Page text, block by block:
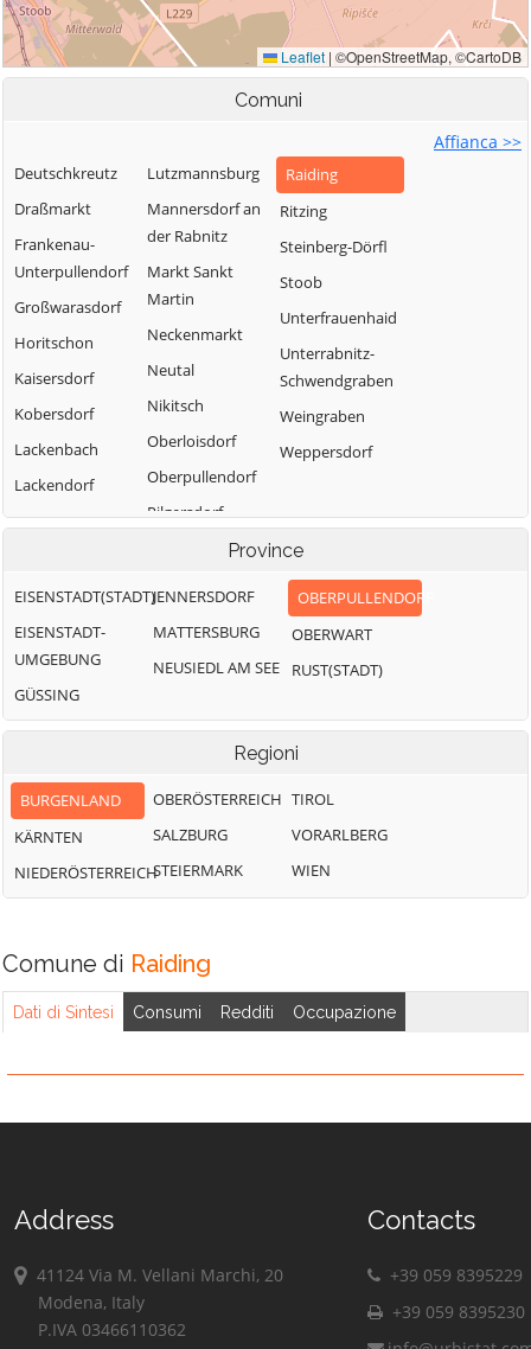
Comuni
Affianca >>
Deutschkreutz
Draßmarkt
Frankenau-
Unterpullendorf
Großwarasdorf
Horitschon
Kaisersdorf
Kobersdorf
Lackenbach
Lackendorf
Lockenhaus
Lutzmannsburg
Mannersdorf an
der Rabnitz
Markt Sankt
Martin
Neckenmarkt
Neutal
Nikitsch
Oberloisdorf
Oberpullendorf
Pilgersdorf
Raiding
Ritzing
Steinberg-Dörfl
Stoob
Unterfrauenhaid
Unterrabnitz-
Schwendgraben
Weingraben
Weppersdorf
Province
EISENSTADT(STADT)
EISENSTADT-
UMGEBUNG
GÜSSING
JENNERSDORF
MATTERSBURG
NEUSIEDL AM SEE
OBERPULLENDORF
OBERWART
RUST(STADT)
Regioni
BURGENLAND
KÄRNTEN
NIEDERÖSTERREICH
OBERÖSTERREICH
SALZBURG
STEIERMARK
TIROL
VORARLBERG
WIEN
Comune di Raiding
Dati di Sintesi Consumi Redditi Occupazione
Address
41124 Via M. Vellani Marchi, 20
Modena, Italy
P.IVA 03466110362
Contacts
+39 059 8395229
+39 059 8395230